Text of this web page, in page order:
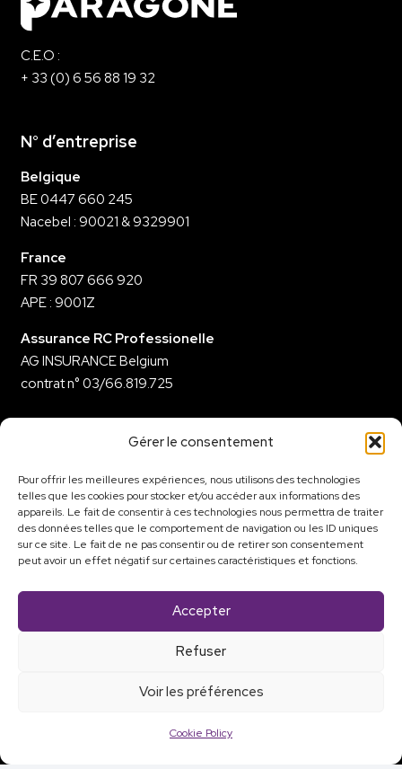
Gérer le consentement
Pour offrir les meilleures expériences, nous utilisons des technologies
telles que les cookies pour stocker et/ou accéder aux informations des
appareils. Le fait de consentir à ces technologies nous permettra de traiter
des données telles que le comportement de navigation ou les ID uniques
sur ce site. Le fait de ne pas consentir ou de retirer son consentement
peut avoir un effet négatif sur certaines caractéristiques et fonctions.
Accepter
Refuser
Voir les préférences
Cookie Policy
C.E.O :
+ 33 (0) 6 56 88 19 32
N° d’entreprise
Belgique
BE 0447 660 245
Nacebel : 90021 & 9329901
France
FR 39 807 666 920
APE : 9001Z
Assurance RC Professionelle
AG INSURANCE Belgium
contrat n° 03/66.819.725
•Laser
•Écran d’eau
•Rideau d’eau
•Mapping Vidéo
•Flammes
Qui sommes-nous ?